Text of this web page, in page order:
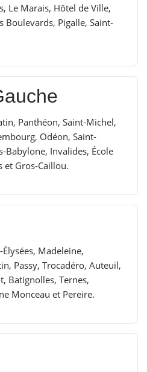
Le Marais, Hôtel de Ville,
Boulevards, Pigalle, Saint-
Panthéon, Saint-Michel,
Odéon, Saint-
Babylone, Invalides, École
et Gros-Caillou.
Élysées, Madeleine,
Passy, Trocadéro, Auteuil,
Batignolles, Ternes,
Monceau et Pereire.